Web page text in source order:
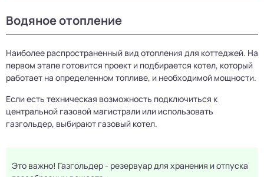
Водяное отопление
Наиболее распространенный вид отопления для коттеджей. На
первом этапе готовится проект и подбирается котел, который
работает на определенном топливе, и необходимой мощности.
Если есть техническая возможность подключиться к
центральной газовой магистрали или использовать
газгольдер, выбирают газовый котел.
Это важно! Газгольдер - резервуар для хранения и отпуска